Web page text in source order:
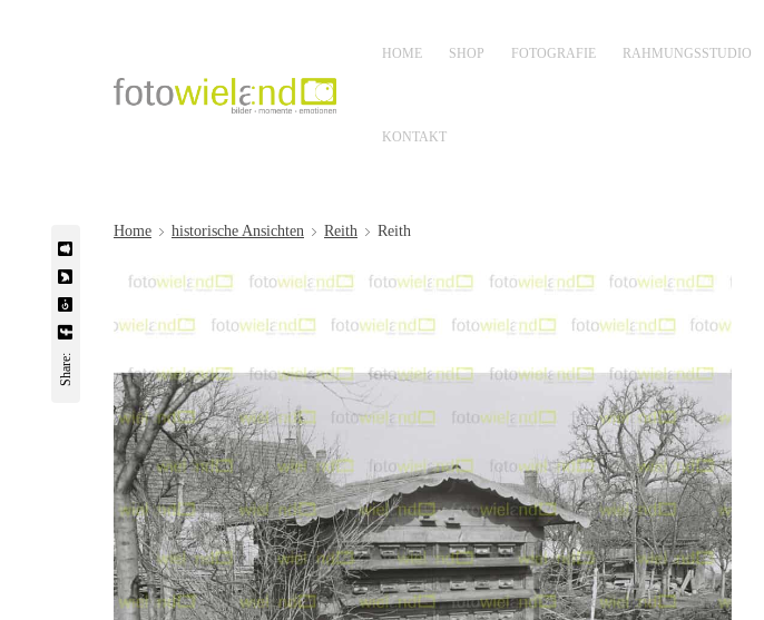
HOME SHOP FOTOGRAFIE RAHMUNGSSTUDIO
KONTAKT
Share:
Home historische Ansichten Reith Reith